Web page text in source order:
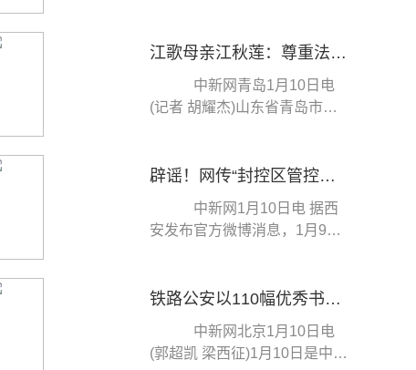
江歌母亲江秋莲：尊重法院判决，法律认定在我意料之中
中新网青岛1月10日电
(记者 胡耀杰)山东省青岛市城
辟谣！网传“封控区管控区相继解封”通知并非西安
中新网1月10日电 据西
安发布官方微博消息，1月9
铁路公安以110幅优秀书画作品庆祝人民警察节
中新网北京1月10日电
(郭超凯 梁西征)1月10日是中国